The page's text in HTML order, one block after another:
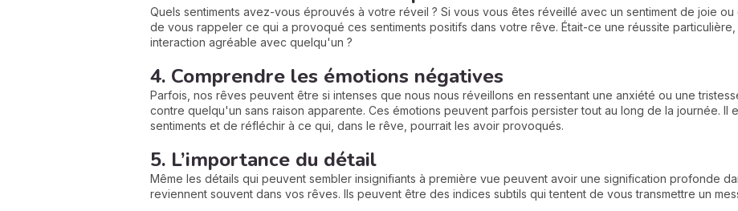
Quels sentiments avez-vous éprouvés à votre réveil ? Si vous vous êtes réveillé avec un sentiment de joie
de vous rappeler ce qui a provoqué ces sentiments positifs dans votre rêve. Était-ce une réussite
interaction agréable avec quelqu'un ?
4. Comprendre les émotions négatives
Parfois, nos rêves peuvent être si intenses que nous nous réveillons en ressentant une anxiété ou une
contre quelqu'un sans raison apparente. Ces émotions peuvent parfois persister tout au long de la journée. Il
sentiments et de réfléchir à ce qui, dans le rêve, pourrait les avoir provoqués.
5. L’importance du détail
Même les détails qui peuvent sembler insignifiants à première vue peuvent avoir une signification profonde
reviennent souvent dans vos rêves. Ils peuvent être des indices subtils qui tentent de vous transmettre un